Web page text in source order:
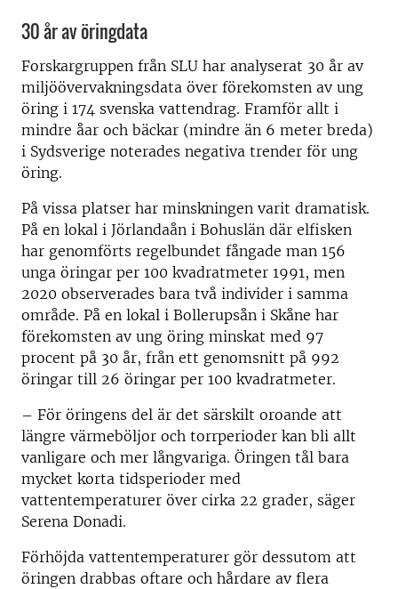
30 år av öringdata
Forskargruppen från SLU har analyserat 30 år av
miljöövervakningsdata över förekomsten av ung
öring i 174 svenska vattendrag. Framför allt i
mindre åar och bäckar (mindre än 6 meter breda)
i Sydsverige noterades negativa trender för ung
öring.
På vissa platser har minskningen varit dramatisk.
På en lokal i Jörlandaån i Bohuslän där elfisken
har genomförts regelbundet fångade man 156
unga öringar per 100 kvadratmeter 1991, men
2020 observerades bara två individer i samma
område. På en lokal i Bollerupsån i Skåne har
förekomsten av ung öring minskat med 97
procent på 30 år, från ett genomsnitt på 992
öringar till 26 öringar per 100 kvadratmeter.
– För öringens del är det särskilt oroande att
längre värmeböljor och torrperioder kan bli allt
vanligare och mer långvariga. Öringen tål bara
mycket korta tidsperioder med
vattentemperaturer över cirka 22 grader, säger
Serena Donadi.
Förhöjda vattentemperaturer gör dessutom att
öringen drabbas oftare och hårdare av flera